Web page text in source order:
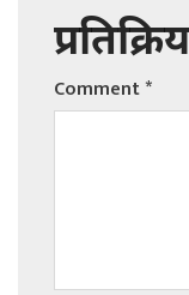
Comment*